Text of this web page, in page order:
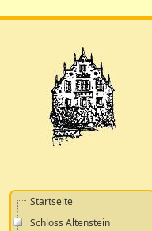
Startseite
Schloss Altenstein